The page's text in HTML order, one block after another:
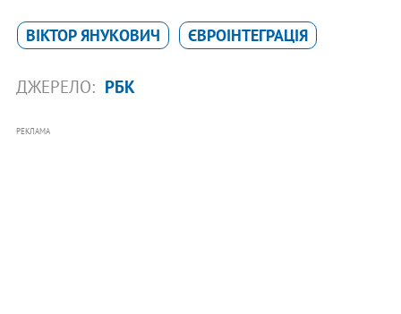
ВІКТОР ЯНУКОВИЧ ЄВРОІНТЕГРАЦІЯ
ДЖЕРЕЛО: РБК
РЕКЛАМА